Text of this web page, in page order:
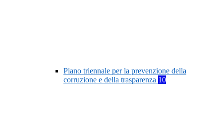
Piano triennale per la prevenzione della
corruzione e della trasparenza 10